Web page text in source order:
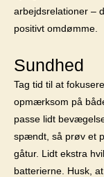
arbejdsrelationer –
positivt omdømme.
Sundhed
Tag tid til at
opmærksom på
passe lidt
spændt, så prøv et
gåtur. Lidt ekstra
batterierne. Husk,